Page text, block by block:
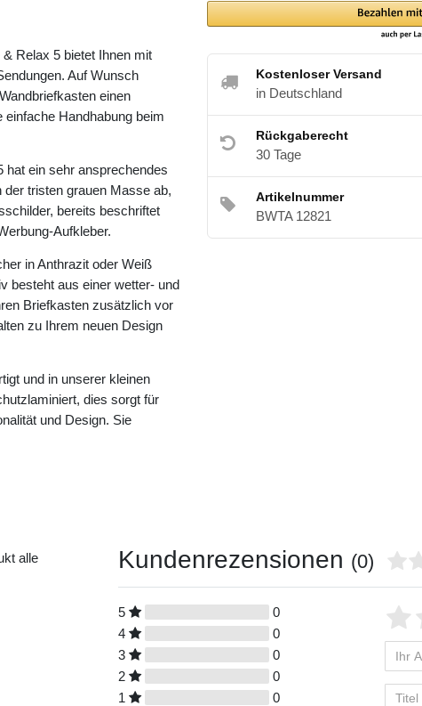
Relax 5 bietet Ihnen mit
Auf Wunsch
einen
Handhabung beim
hat ein sehr ansprechendes
tristen grauen Masse ab,
bereits beschriftet
Aufkleber.
in Anthrazit oder Weiß
besteht aus einer wetter- und
Briefkasten zusätzlich vor
zu Ihrem neuen Design
und in unserer kleinen
dies sorgt für
und Design. Sie
Kostenloser Versand
in Deutschland
Rückgaberecht
30 Tage
Artikelnummer
BWTA 12821
alle
Kundenrezensionen (0)
5
0
4
0
3
0
2
0
1
0